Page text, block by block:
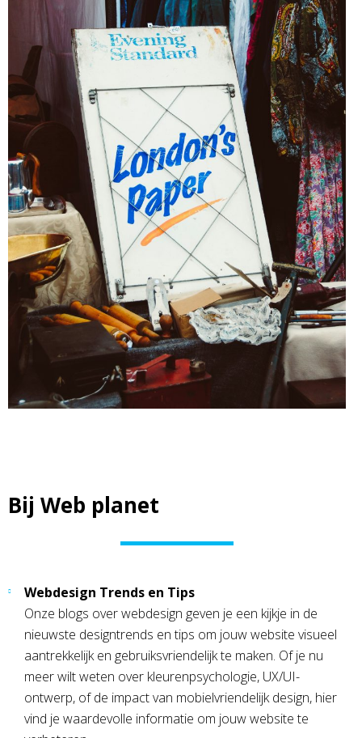
Bij Web planet
Webdesign Trends en Tips
Onze blogs over webdesign geven je een kijkje in de
nieuwste designtrends en tips om jouw website visueel
aantrekkelijk en gebruiksvriendelijk te maken. Of je nu
meer wilt weten over kleurenpsychologie, UX/UI-
ontwerp, of de impact van mobielvriendelijk design, hier
vind je waardevolle informatie om jouw website te